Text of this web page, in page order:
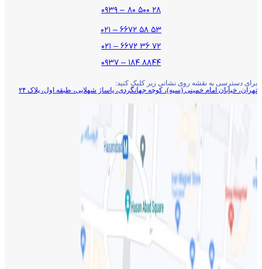
۲۸ ۵۰۰ ۸۰ – ۰۹۳۹
۵۳ ۵۸ ۶۶۷۲ – ۰۲۱
۷۲ ۳۶ ۶۶۷۲ – ۰۲۱
۸۸۴۴ ۱۸۴ – ۰۹۳۷
برای دسترسی به نقشه روی نشانی زیر کلیک کنید:
تهران، خیابان امام خمینی (سپه)، کوچه جهانگردی،‌ پاساژ شهلایی، طبقه اول، پلاک ۲۴